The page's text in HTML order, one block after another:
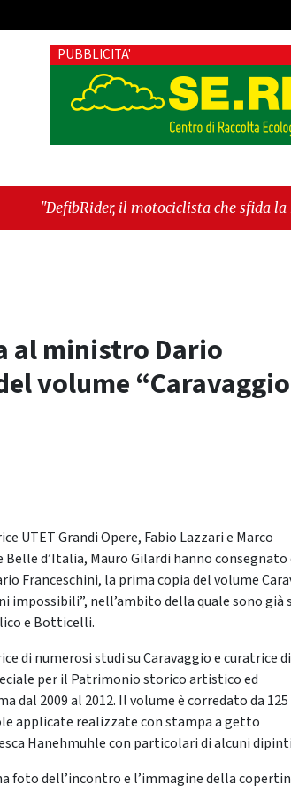
PUBBLICITA'
il motociclista che sfida la morte
-"Cava de’ Tirreni, devastata nella notte
al ministro Dario
volume “Caravaggio
UTET Grandi Opere, Fabio Lazzari e Marco
d’Italia, Mauro Gilardi hanno
Franceschini, la prima copia del volume
impossibili”, nell’ambito della quale sono già
e Botticelli.
di numerosi studi su Caravaggio e curatrice di
per il Patrimonio storico artistico ed
2009 al 2012. Il volume è corredato da 125
applicate realizzate con stampa a getto
Hanehmuhle con particolari di alcuni
foto dell’incontro e l’immagine della